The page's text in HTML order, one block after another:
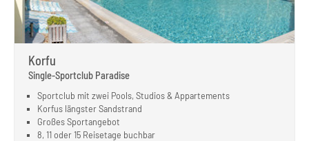
Korfu
Single-Sportclub Paradise
Sportclub mit zwei Pools, Studios & Appartements
Korfus längster Sandstrand
Großes Sportangebot
8, 11 oder 15 Reisetage buchbar